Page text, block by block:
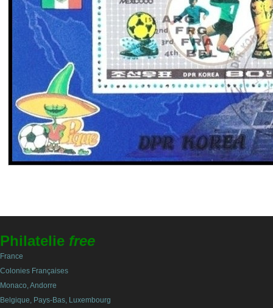
Philatelie free
France
Colonies Françaises
Monaco, Andorre
Belgique, Pays-Bas, Luxembourg